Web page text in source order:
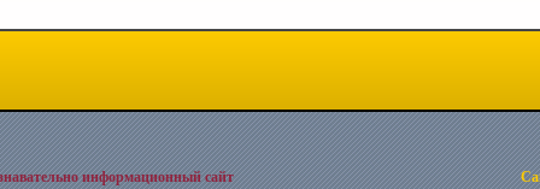
информационный сайт